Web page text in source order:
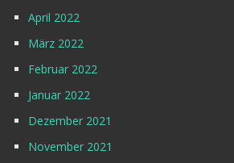
April 2022
März 2022
Februar 2022
Januar 2022
Dezember 2021
November 2021